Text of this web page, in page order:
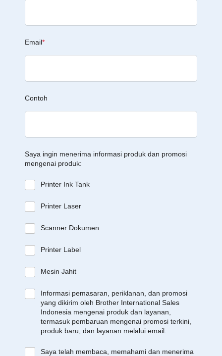
Email*
Contoh
Saya ingin menerima informasi produk dan promosi
mengenai produk:
Printer Ink Tank
Printer Laser
Scanner Dokumen
Printer Label
Mesin Jahit
Informasi pemasaran, periklanan, dan promosi
yang dikirim oleh Brother International Sales
Indonesia mengenai produk dan layanan,
termasuk pembaruan mengenai promosi terkini,
produk baru, dan layanan melalui email.
Saya telah membaca, memahami dan menerima